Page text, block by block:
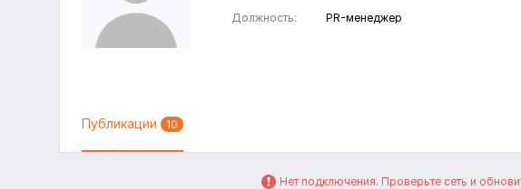
Должность:
PR-менеджер
Публикации 10
Нет подключения. Проверьте сеть и